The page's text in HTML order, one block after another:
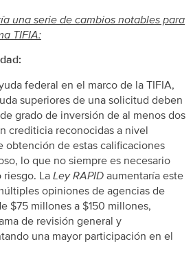
una serie de cambios notables para
TIFIA:
federal en el marco de la TIFIA,
superiores de una solicitud deben
grado de inversión de al menos dos
crediticia reconocidas a nivel
obtención de estas calificaciones
lo que no siempre es necesario
riesgo. La Ley RAPID aumentaría este
opiniones de agencias de
$75 millones a $150 millones,
de revisión general y
una mayor participación en el